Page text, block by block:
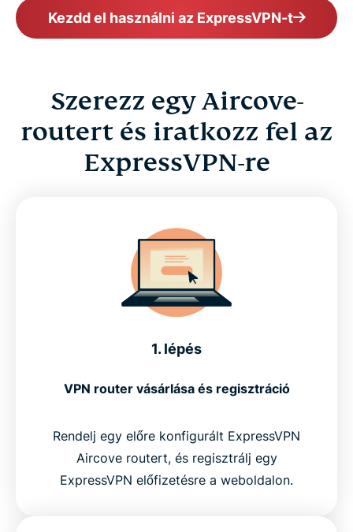
Kezdd el használni az ExpressVPN-t
Szerezz egy Aircove-
routert és iratkozz fel az
ExpressVPN-re
1. lépés
VPN router vásárlása és regisztráció
Rendelj egy előre konfigurált ExpressVPN
Aircove routert, és regisztrálj egy
ExpressVPN előfizetésre a weboldalon.